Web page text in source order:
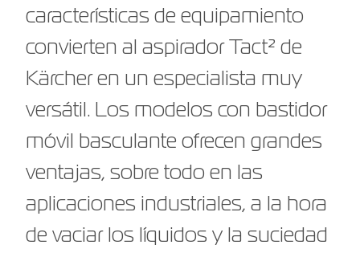
características de equipamiento
convierten al aspirador Tact² de
Kärcher en un especialista muy
versátil. Los modelos con bastidor
móvil basculante ofrecen grandes
ventajas, sobre todo en las
aplicaciones industriales, a la hora
de vaciar los líquidos y la suciedad